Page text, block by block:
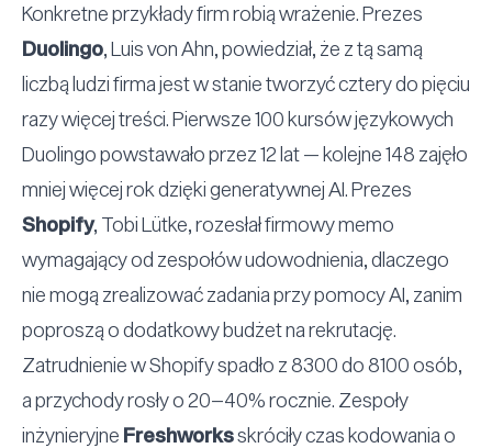
Konkretne przykłady firm robią wrażenie. Prezes
Duolingo, Luis von Ahn, powiedział, że z tą samą
liczbą ludzi firma jest w stanie tworzyć cztery do pięciu
razy więcej treści. Pierwsze 100 kursów językowych
Duolingo powstawało przez 12 lat — kolejne 148 zajęło
mniej więcej rok dzięki generatywnej AI. Prezes
Shopify, Tobi Lütke, rozesłał firmowy memo
wymagający od zespołów udowodnienia, dlaczego
nie mogą zrealizować zadania przy pomocy AI, zanim
poproszą o dodatkowy budżet na rekrutację.
Zatrudnienie w Shopify spadło z 8300 do 8100 osób,
a przychody rosły o 20–40% rocznie. Zespoły
inżynieryjne Freshworksskróciły czas kodowania o